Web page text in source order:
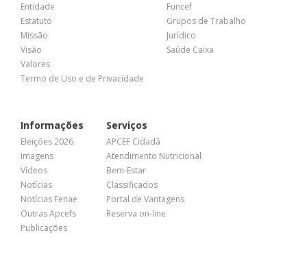
Entidade
Estatuto
Missão
Visão
Valores
Termo de Uso e de Privacidade
Funcef
Grupos de Trabalho
Jurídico
Saúde Caixa
Informações
Eleições 2026
Imagens
Vídeos
Notícias
Notícias Fenae
Outras Apcefs
Publicações
Serviços
APCEF Cidadã
Atendimento Nutricional
Bem-Estar
Classificados
Portal de Vantagens
Reserva on-line